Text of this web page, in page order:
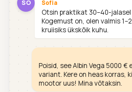
SO Sofia
Otsin praktikat 30–40-jalasel
Kogemust on, olen valmis
kruiisiks ükskõik kuhu.
Poisid, see Albin Vega 5000 €
variant. Kere on heas korras,
mootor uus! Mina võtaksin.